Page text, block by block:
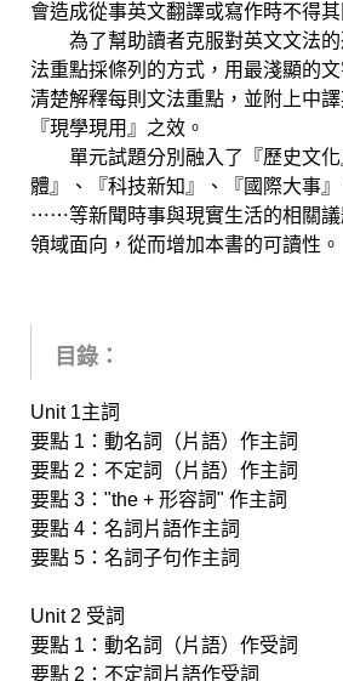
會造成從事英文翻譯或寫作時不得其
為了幫助讀者克服對英文文法的
法重點採條列的方式，用最淺顯的文
清楚解釋每則文法重點，並附上中
『現學現用』之效。
單元試題分別融入了『歷史文化
體』、『科技新知』、『國際大事』
⋯⋯等新聞時事與現實生活的相關議
領域面向，從而增加本書的可讀性。
目錄：
Unit 1主詞
要點 1：動名詞（片語）作主詞
要點 2：不定詞（片語）作主詞
要點 3："the + 形容詞" 作主詞
要點 4：名詞片語作主詞
要點 5：名詞子句作主詞
Unit 2 受詞
要點 1：動名詞（片語）作受詞
要點 2：不定詞片語作受詞